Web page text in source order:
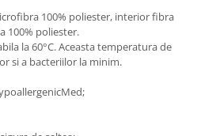
100% poliester, interior fibra
100% poliester.
la 60°C. Aceasta temperatura de
si a bacteriilor la minim.